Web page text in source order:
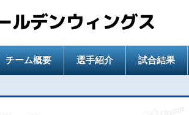
ルデンウィングス
チーム概要 選手紹介 試合結果